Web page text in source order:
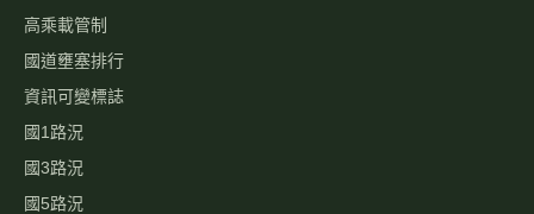
高乘載管制
國道壅塞排行
資訊可變標誌
國1路況
國3路況
國5路況